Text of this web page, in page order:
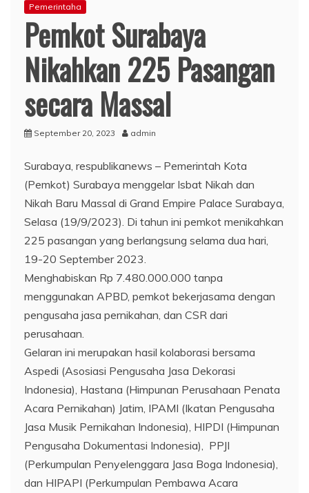
Pemerintaha
Pemkot Surabaya
Nikahkan 225 Pasangan
secara Massal
September 20, 2023 admin
Surabaya, respublikanews – Pemerintah Kota
(Pemkot) Surabaya menggelar Isbat Nikah dan
Nikah Baru Massal di Grand Empire Palace Surabaya,
Selasa (19/9/2023). Di tahun ini pemkot menikahkan
225 pasangan yang berlangsung selama dua hari,
19-20 September 2023.
Menghabiskan Rp 7.480.000.000 tanpa
menggunakan APBD, pemkot bekerjasama dengan
pengusaha jasa pernikahan, dan CSR dari
perusahaan.
Gelaran ini merupakan hasil kolaborasi bersama
Aspedi (Asosiasi Pengusaha Jasa Dekorasi
Indonesia), Hastana (Himpunan Perusahaan Penata
Acara Pernikahan) Jatim, IPAMI (Ikatan Pengusaha
Jasa Musik Pernikahan Indonesia), HIPDI (Himpunan
Pengusaha Dokumentasi Indonesia), PPJI
(Perkumpulan Penyelenggara Jasa Boga Indonesia),
dan HIPAPI (Perkumpulan Pembawa Acara